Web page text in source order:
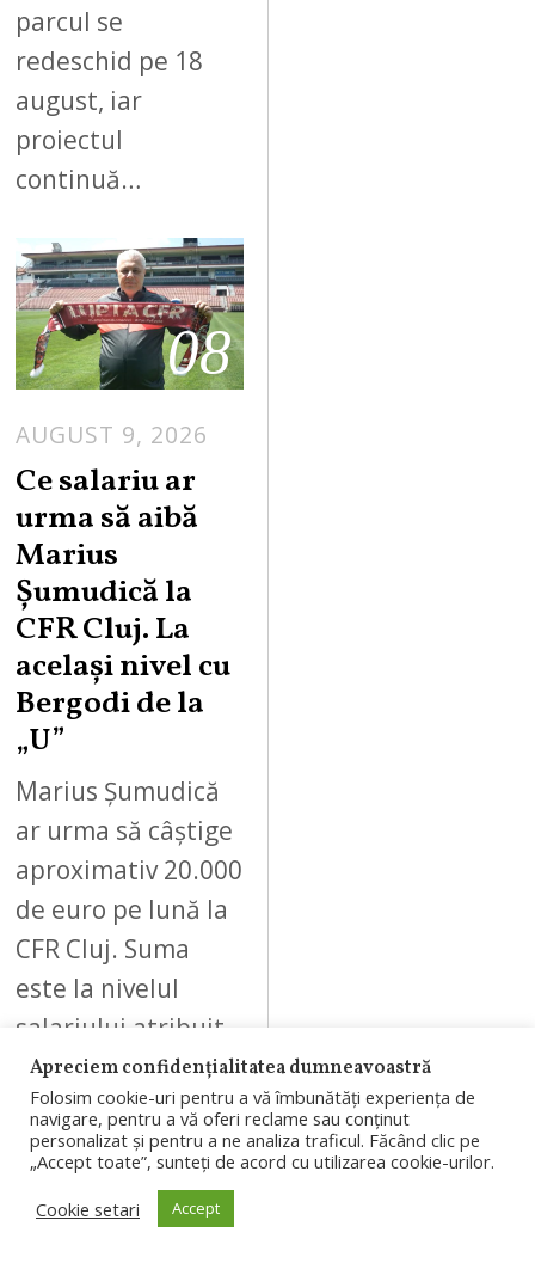
parcul se
redeschid pe 18
august, iar
proiectul
continuă…
08
AUGUST 9, 2026
Ce salariu ar
urma să aibă
Marius
Șumudică la
CFR Cluj. La
același nivel cu
Bergodi de la
„U”
Marius Șumudică
ar urma să câștige
aproximativ 20.000
de euro pe lună la
CFR Cluj. Suma
este la nivelul
salariului atribuit
lui…
09
Apreciem confidențialitatea dumneavoastră
Folosim cookie-uri pentru a vă îmbunătăți experiența de
navigare, pentru a vă oferi reclame sau conținut
personalizat și pentru a ne analiza traficul. Făcând clic pe
„Accept toate”, sunteți de acord cu utilizarea cookie-urilor.
Cookie setari
Accept